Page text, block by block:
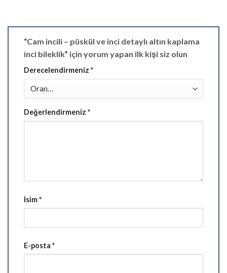
“Cam incili – püskül ve inci detaylı altın kaplama
inci bileklik” için yorum yapan ilk kişi siz olun
Derecelendirmeniz *
Değerlendirmeniz *
İsim*
E-posta *